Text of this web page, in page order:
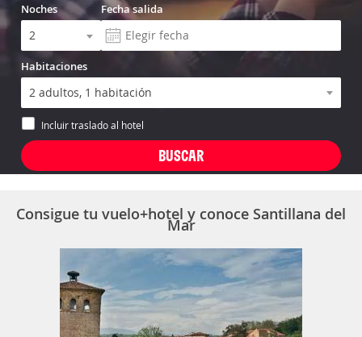
Noches Fecha salida
Habitaciones
Incluir traslado al hotel
Consigue tu vuelo+hotel y conoce Santillana del
Mar